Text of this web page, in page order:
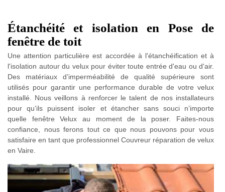
Étanchéité et isolation en Pose de
fenêtre de toit
Une attention particulière est accordée à l'étanchéification et à
l'isolation autour du velux pour éviter toute entrée d'eau ou d'air.
Des matériaux d’imperméabilité de qualité supérieure sont
utilisés pour garantir une performance durable de votre velux
installé. Nous veillons à renforcer le talent de nos installateurs
pour qu’ils puissent isoler et étancher sans souci n’importe
quelle fenêtre Velux au moment de la poser. Faites-nous
confiance, nous ferons tout ce que nous pouvons pour vous
satisfaire en tant que professionnel Couvreur réparation de velux
en Vaire.